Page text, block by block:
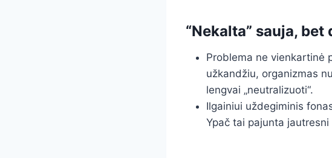
“Nekalta” sauja, bet
Problema ne vienkartinė
užkandžiu, organizmas
lengvai „neutralizuoti“.
Ilgainiui uždegiminis
Ypač tai pajunta